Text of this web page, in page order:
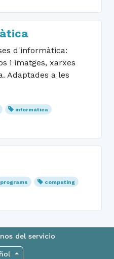
d'informàtica:
i imatges, xarxes
Adaptades a les
informática
programs
computing
del servicio